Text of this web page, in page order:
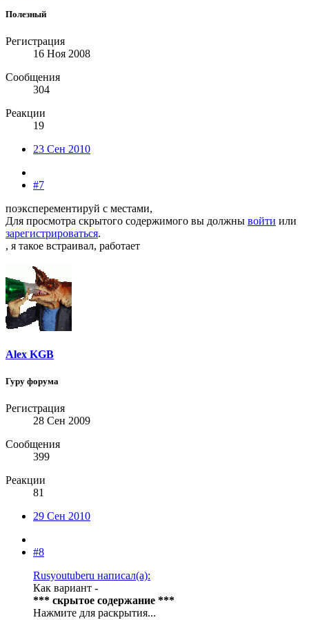
Полезный
Регистрация
16 Ноя 2008
Сообщения
304
Реакции
19
23 Сен 2010
#7
поэксперементируй с местами,
Для просмотра скрытого содержимого вы должны войти или
зарегистрироваться.
, я такое встраивал, работает
Alex KGB
Гуру форума
Регистрация
28 Сен 2009
Сообщения
399
Реакции
81
29 Сен 2010
#8
Rusyoutuberu написал(а):
Как вариант -
*** скрытое содержание ***
Нажмите для раскрытия...